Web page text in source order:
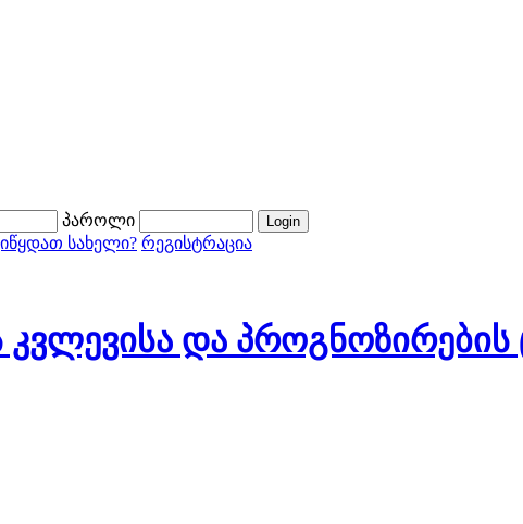
პაროლი
სახელი? რეგისტრაცია
და პროგნოზირების